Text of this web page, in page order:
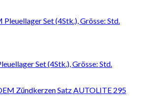
Set (4Stk.), Grösse: Std.